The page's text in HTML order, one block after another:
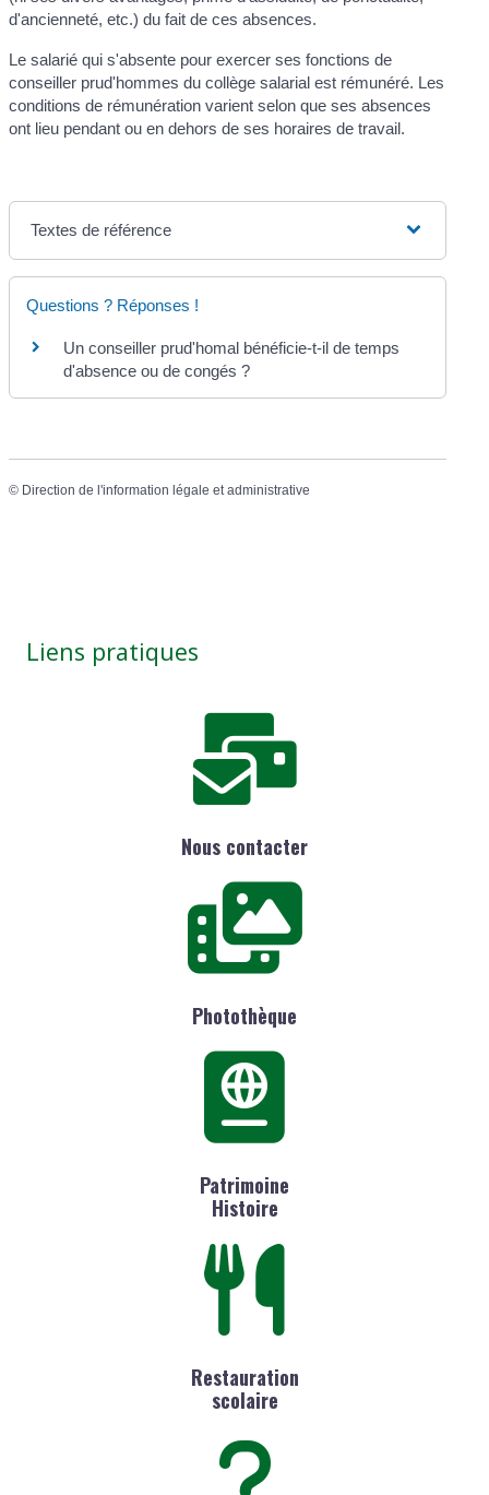
d'ancienneté, etc.) du fait de ces absences.
Le salarié qui s'absente pour exercer ses fonctions de
conseiller prud'hommes du collège salarial est rémunéré. Les
conditions de rémunération varient selon que ses absences
ont lieu pendant ou en dehors de ses horaires de travail.
Textes de référence
Questions ? Réponses !
Un conseiller prud'homal bénéficie-t-il de temps
d'absence ou de congés ?
© Direction de l'information légale et administrative
Liens pratiques
Nous contacter
Photothèque
Patrimoine
Histoire
Restauration
scolaire